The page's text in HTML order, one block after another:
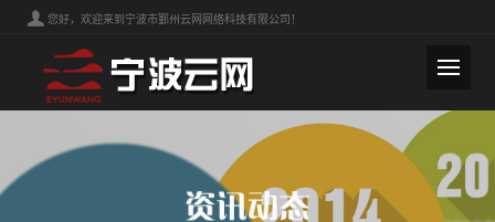
您好，欢迎来到宁波市鄞州云网网络科技有限公司！